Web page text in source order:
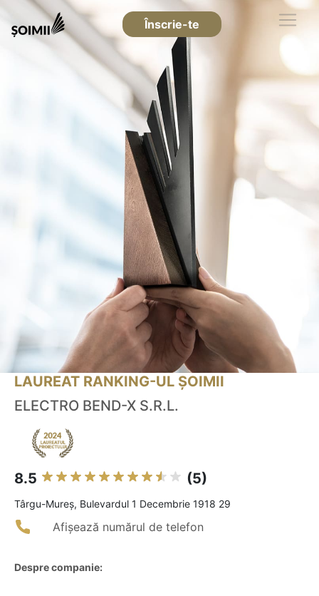
Înscrie-te
LAUREAT RANKING-UL ȘOIMII
ELECTRO BEND-X S.R.L.
8.5 (5)
Târgu-Mureş, Bulevardul 1 Decembrie 1918 29
Afișează numărul de telefon
Despre companie: